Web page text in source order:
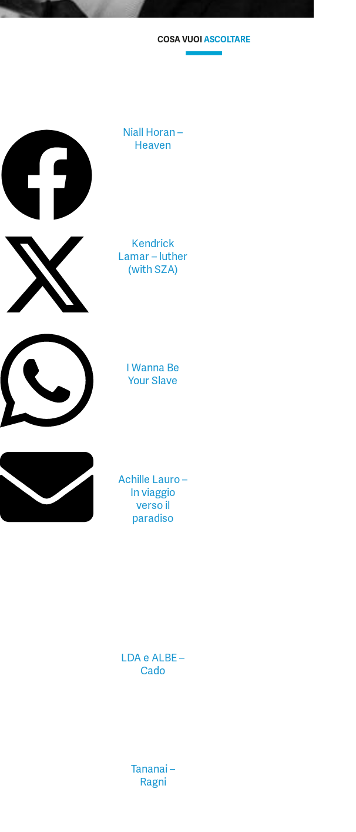
COSA VUOIASCOLTARE
Niall Horan –
Heaven
Kendrick
Lamar – luther
(with SZA)
I Wanna Be
Your Slave
Achille Lauro –
In viaggio
verso il
paradiso
LDA e ALBE –
Cado
Tananai –
Ragni